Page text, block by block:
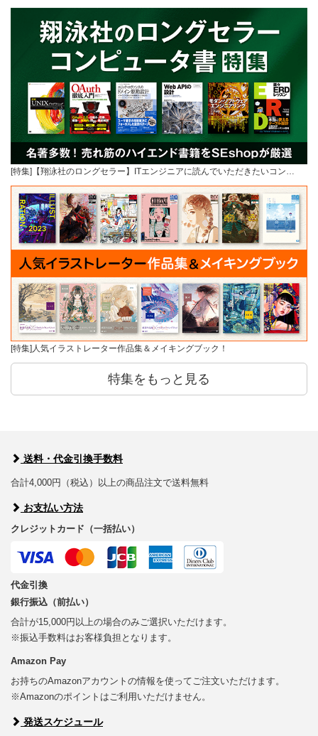
[特集]【翔泳社のロングセラー】ITエンジニアに読んでいただきたいコン…
[特集]人気イラストレーター作品集＆メイキングブック！
特集をもっと見る
送料・代金引換手数料
合計4,000円（税込）以上の商品注文で送料無料
お支払い方法
クレジットカード（一括払い）
代金引換
銀行振込（前払い）
合計が15,000円以上の場合のみご選択いただけます。
※振込手数料はお客様負担となります。
Amazon Pay
お持ちのAmazonアカウントの情報を使ってご注文いただけます。
※Amazonのポイントはご利用いただけません。
発送スケジュール